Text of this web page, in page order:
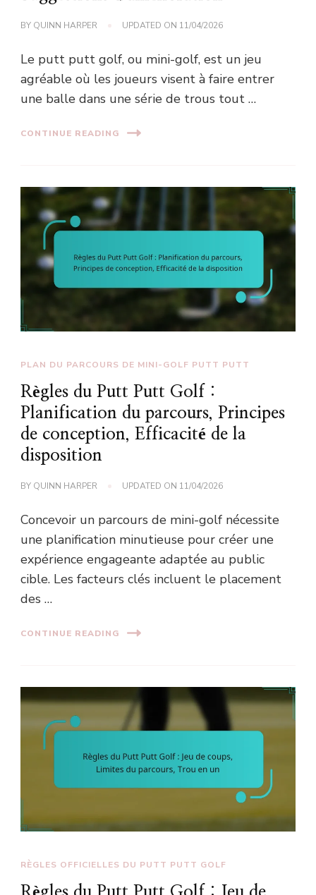
BY QUINN HARPER UPDATED ON 11/04/2026
Le putt putt golf, ou mini-golf, est un jeu
agréable où les joueurs visent à faire entrer
une balle dans une série de trous tout …
CONTINUE READING
PLAN DU PARCOURS DE MINI-GOLF PUTT PUTT
Règles du Putt Putt Golf :
Planification du parcours, Principes
de conception, Efficacité de la
disposition
BY QUINN HARPER UPDATED ON 11/04/2026
Concevoir un parcours de mini-golf nécessite
une planification minutieuse pour créer une
expérience engageante adaptée au public
cible. Les facteurs clés incluent le placement
des …
CONTINUE READING
RÈGLES OFFICIELLES DU PUTT PUTT GOLF